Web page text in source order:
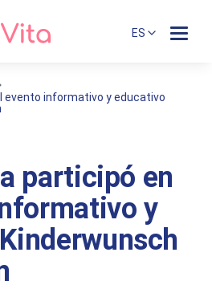
ES
evento informativo y educativo
participó en
y